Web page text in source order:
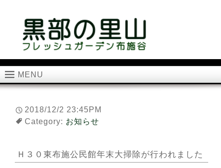
MENU
2018/12/2 23:45PM
Category: お知らせ
Ｈ３０東布施公民館年末大掃除が行われました